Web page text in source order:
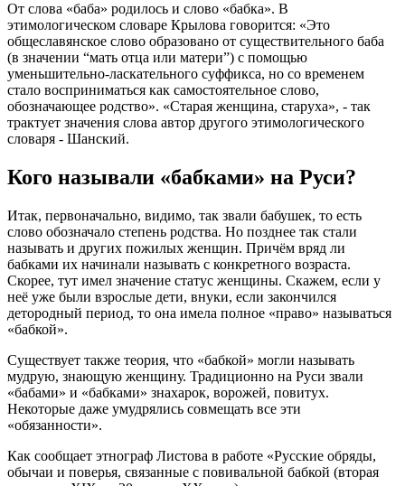
От слова «баба» родилось и слово «бабка». В
этимологическом словаре Крылова говорится: «Это
общеславянское слово образовано от существительного баба
(в значении “мать отца или матери”) с помощью
уменьшительно-ласкательного суффикса, но со временем
стало восприниматься как самостоятельное слово,
обозначающее родство». «Старая женщина, старуха», - так
трактует значения слова автор другого этимологического
словаря - Шанский.
Кого называли «бабками» на Руси?
Итак, первоначально, видимо, так звали бабушек, то есть
слово обозначало степень родства. Но позднее так стали
называть и других пожилых женщин. Причём вряд ли
бабками их начинали называть с конкретного возраста.
Скорее, тут имел значение статус женщины. Скажем, если у
неё уже были взрослые дети, внуки, если закончился
детородный период, то она имела полное «право» называться
«бабкой».
Существует также теория, что «бабкой» могли называть
мудрую, знающую женщину. Традиционно на Руси звали
«бабами» и «бабками» знахарок, ворожей, повитух.
Некоторые даже умудрялись совмещать все эти
«обязанности».
Как сообщает этнограф Листова в работе «Русские обряды,
обычаи и поверья, связанные с повивальной бабкой (вторая